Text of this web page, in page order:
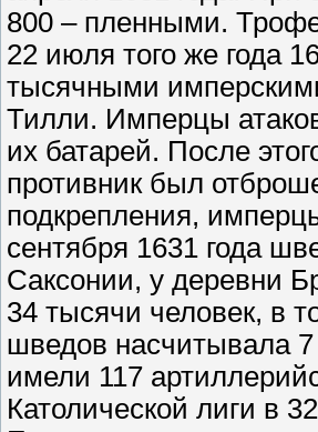
800 – пленными.
22 июля того же года
тысячными
Тилли. Имперцы
их батарей. После
противник был
подкрепления,
сентября 1631 года
Саксонии, у деревни
34 тысячи человек, в
шведов насчитывала
имели 117
Католической лиги в